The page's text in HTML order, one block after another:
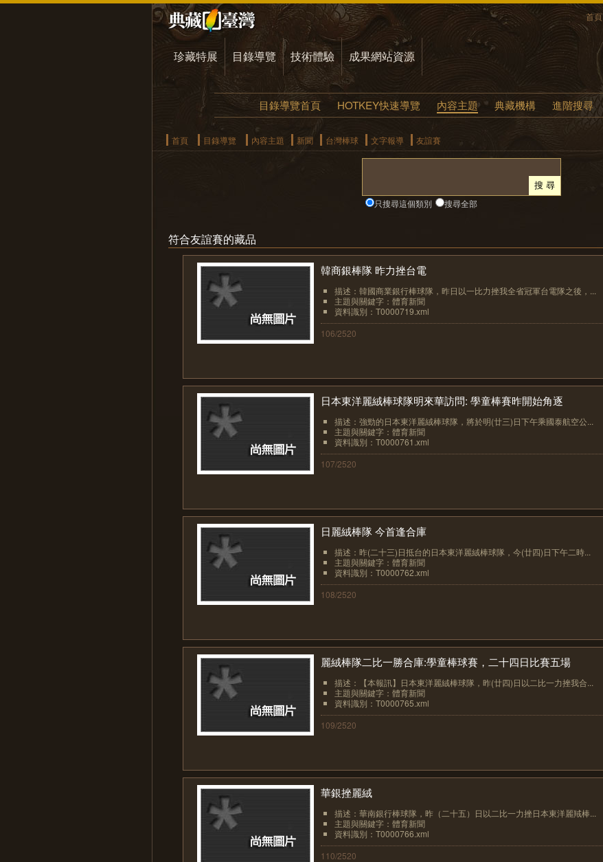
首頁
珍藏特展 目錄導覽 技術體驗 成果網站資源
目錄導覽首頁 HOTKEY快速導覽 內容主題 典藏機構 進階搜尋
首頁 目錄導覽 內容主題 新聞 台灣棒球 文字報導 友誼賽
只搜尋這個類別 搜尋全部
符合友誼賽的藏品
韓商銀棒隊 昨力挫台電
描述：韓國商業銀行棒球隊，昨日以一比力挫我全省冠軍台電隊之後，...
主題與關鍵字：體育新聞
資料識別：T0000719.xml
106/2520
日本東洋麗絨棒球隊明來華訪問: 學童棒賽昨開始角逐
描述：強勁的日本東洋麗絨棒球隊，將於明(廿三)日下午乘國泰航空公...
主題與關鍵字：體育新聞
資料識別：T0000761.xml
107/2520
日麗絨棒隊 今首逢合庫
描述：昨(二十三)日抵台的日本東洋麗絨棒球隊，今(廿四)日下午二時...
主題與關鍵字：體育新聞
資料識別：T0000762.xml
108/2520
麗絨棒隊二比一勝合庫:學童棒球賽，二十四日比賽五場
描述：【本報訊】日本東洋麗絨棒球隊，昨(廿四)日以二比一力挫我合...
主題與關鍵字：體育新聞
資料識別：T0000765.xml
109/2520
華銀挫麗絨
描述：華南銀行棒球隊，昨（二十五）日以二比一力挫日本東洋麗羢棒...
主題與關鍵字：體育新聞
資料識別：T0000766.xml
110/2520